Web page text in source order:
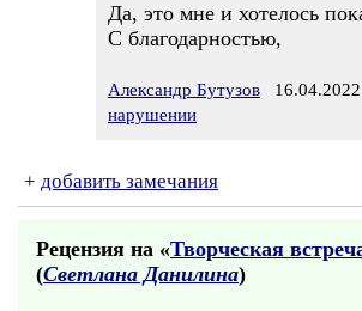
Да, это мне и хотелось
С благодарностью,
Александр Бутузов 16.04.2022
нарушении
+ добавить замечания
Рецензия на «Творческая
(Светлана Данилина)